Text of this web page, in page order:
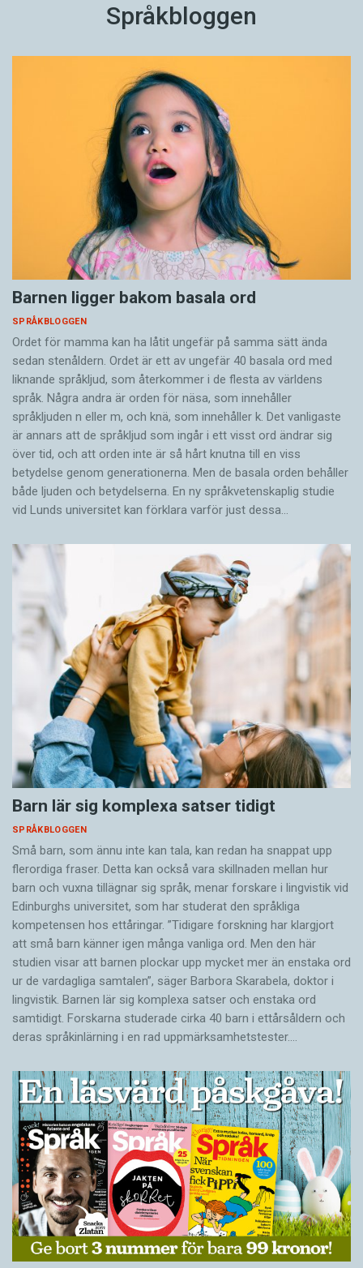
Språkbloggen
Barnen ligger bakom basala ord
SPRÅKBLOGGEN
Ordet för mamma kan ha låtit ungefär på samma sätt ända
sedan stenåldern. Ordet är ett av ungefär 40 basala ord med
liknande språkljud, som återkommer i de flesta av världens
språk. Några andra är orden för näsa, som innehåller
språkljuden n eller m, och knä, som innehåller k. Det vanligaste
är annars att de språkljud som ingår i ett visst ord ändrar sig
över tid, och att orden inte är så hårt knutna till en viss
betydelse genom generationerna. Men de basala orden behåller
både ljuden och betydelserna. En ny språkvetenskaplig studie
vid Lunds universitet kan förklara varför just dessa…
Barn lär sig komplexa satser tidigt
SPRÅKBLOGGEN
Små barn, som ännu inte kan tala, kan redan ha snappat upp
flerordiga fraser. Detta kan också vara skillnaden mellan hur
barn och vuxna tillägnar sig språk, menar forskare i lingvistik vid
Edinburghs universitet, som har studerat den språkliga
kompetensen hos ettåringar. ”Tidigare forskning har klargjort
att små barn känner igen många vanliga ord. Men den här
studien visar att barnen plockar upp mycket mer än enstaka ord
ur de vardagliga samtalen”, säger Barbora Skarabela, doktor i
lingvistik. Barnen lär sig komplexa satser och enstaka ord
samtidigt. Forskarna studerade cirka 40 barn i ettårsåldern och
deras språkinlärning i en rad uppmärksamhetstester.…